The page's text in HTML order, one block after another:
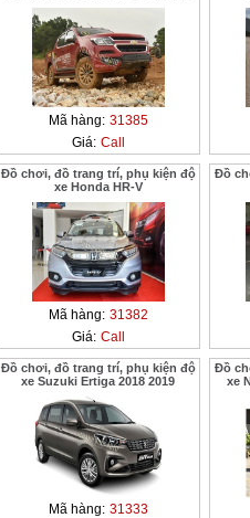
Mã hàng: 31385
Giá: Call
Đồ chơi, đồ trang trí, phụ kiện độ
xe Honda HR-V
Mã hàng: 31382
Giá: Call
Đồ
Đồ chơi, đồ trang trí, phụ kiện độ
xe Suzuki Ertiga 2018 2019
Mã hàng: 31333
Đồ
xe